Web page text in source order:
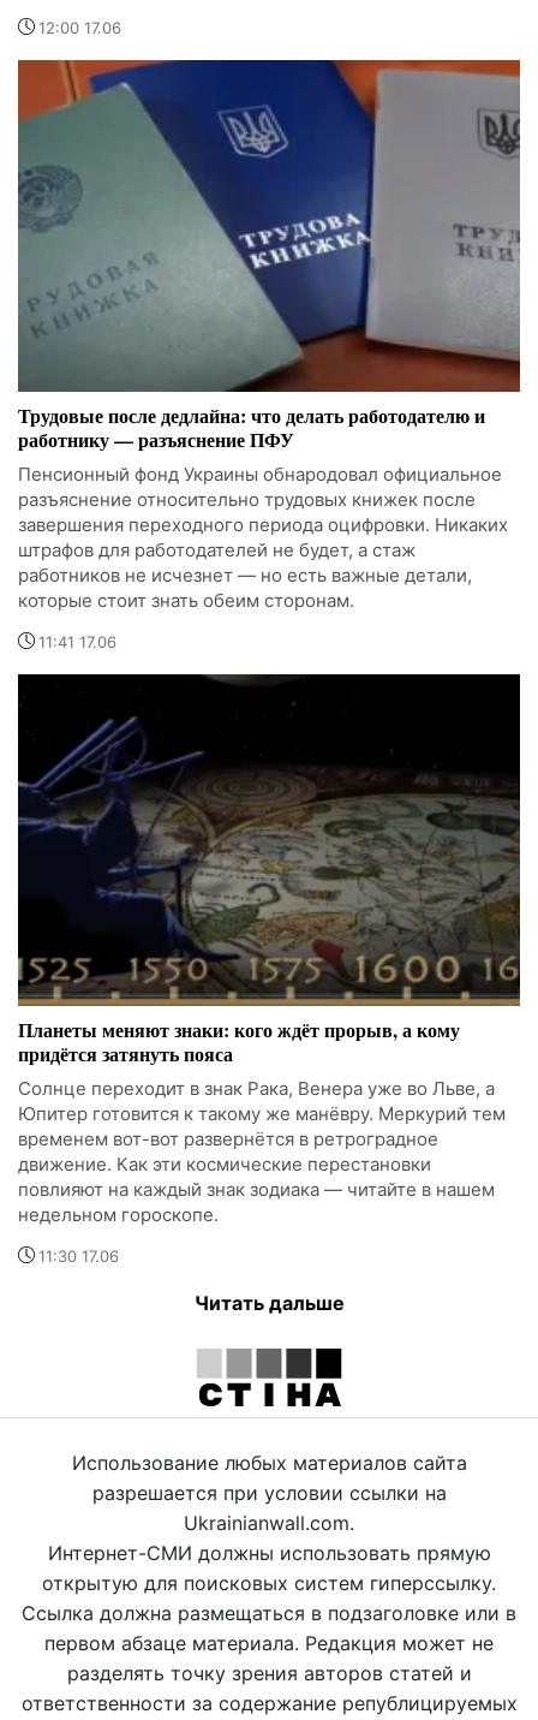
12:00 17.06
Трудовые после дедлайна: что делать работодателю и
работнику — разъяснение ПФУ
Пенсионный фонд Украины обнародовал официальное
разъяснение относительно трудовых книжек после
завершения переходного периода оцифровки. Никаких
штрафов для работодателей не будет, а стаж
работников не исчезнет — но есть важные детали,
которые стоит знать обеим сторонам.
11:41 17.06
Планеты меняют знаки: кого ждёт прорыв, а кому
придётся затянуть пояса
Солнце переходит в знак Рака, Венера уже во Льве, а
Юпитер готовится к такому же манёвру. Меркурий тем
временем вот-вот развернётся в ретроградное
движение. Как эти космические перестановки
повлияют на каждый знак зодиака — читайте в нашем
недельном гороскопе.
11:30 17.06
Читать дальше
Использование любых материалов сайта
разрешается при условии ссылки на
Ukrainianwall.com.
Интернет-СМИ должны использовать прямую
открытую для поисковых систем гиперссылку.
Ссылка должна размещаться в подзаголовке или в
первом абзаце материала. Редакция может не
разделять точку зрения авторов статей и
ответственности за содержание републицируемых